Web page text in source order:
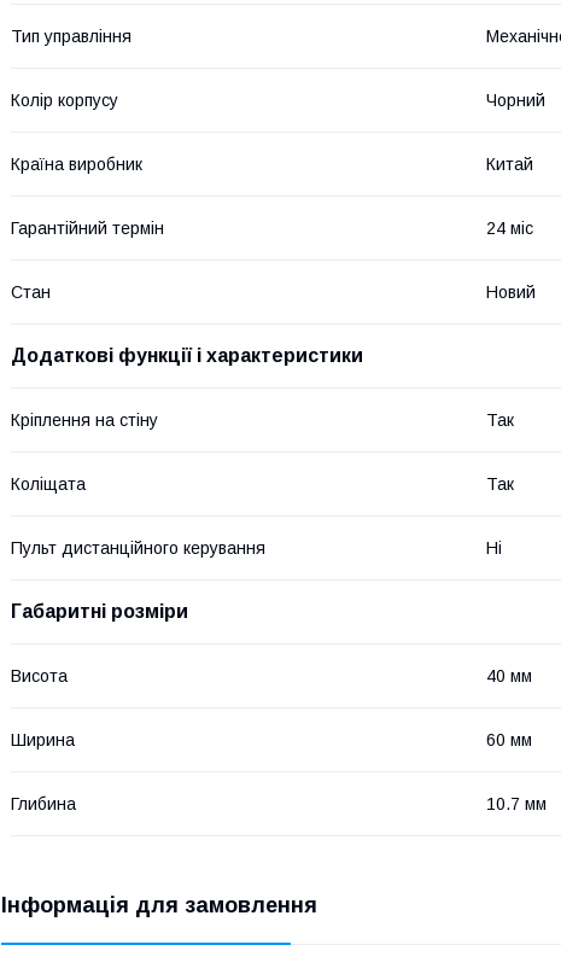
Тип управління
Колір корпусу Чорний
Країна виробник Китай
Гарантійний термін 24 міс
Стан Новий
Додаткові функції і характеристики
Кріплення на стіну Так
Коліщата Так
Пульт дистанційного керування Ні
Габаритні розміри
Висота 40 мм
Ширина 60 мм
Глибина 10.7 мм
Інформація для замовлення